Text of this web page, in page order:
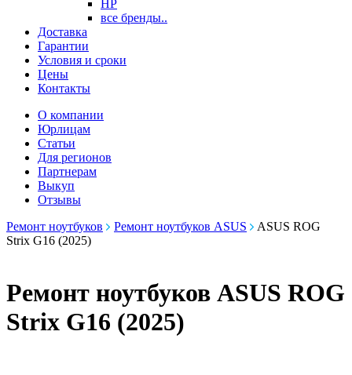
HP
все бренды..
Доставка
Гарантии
Условия и сроки
Цены
Контакты
О компании
Юрлицам
Статьи
Для регионов
Партнерам
Выкуп
Отзывы
Ремонт ноутбуков
Ремонт ноутбуков ASUS
ASUS ROG
Strix G16 (2025)
Ремонт ноутбуков ASUS ROG
Strix G16 (2025)